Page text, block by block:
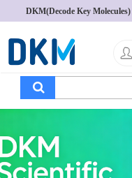
DKM(Decode Key Molecules)